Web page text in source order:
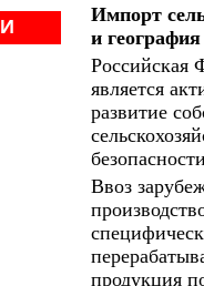
Импорт
и
Российская
является
развитие
Ввоз
продукция